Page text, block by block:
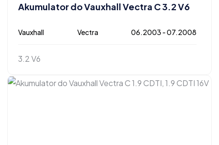
Akumulator do Vauxhall Vectra C 3.2 V6
Vauxhall Vectra 06.2003 - 07.2008
3.2 V6